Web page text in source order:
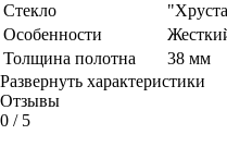
Стекло
Особенности
Толщина полотна
38 мм
Развернуть характеристики
Отзывы
0 / 5